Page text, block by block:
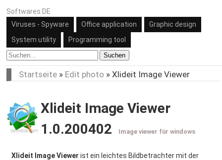
Softwares DE
Viruses - Spyware
Office application
Graphic design
System utility
Programming tool
Suchen
Startseite » Edit photo » Xlideit Image Viewer
Xlideit Image Viewer
1.0.200402
Image viewer für windows
Xlideit Image Viewer ist ein leichtes Bildbetrachter mit der